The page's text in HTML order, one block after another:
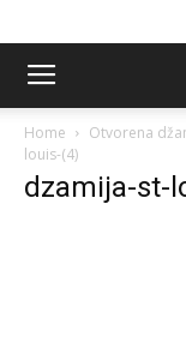
Home Otvorena
louis-(4)
dzamija-st-